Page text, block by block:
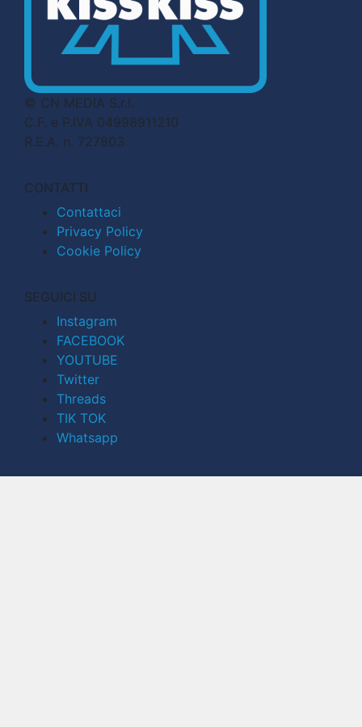
© CN MEDIA S.r.l.
C.F. e P.IVA 04998911210
R.E.A. n. 727803
CONTATTI
Contattaci
Privacy Policy
Cookie Policy
SEGUICI SU
Instagram
FACEBOOK
YOUTUBE
Twitter
Threads
TIK TOK
Whatsapp